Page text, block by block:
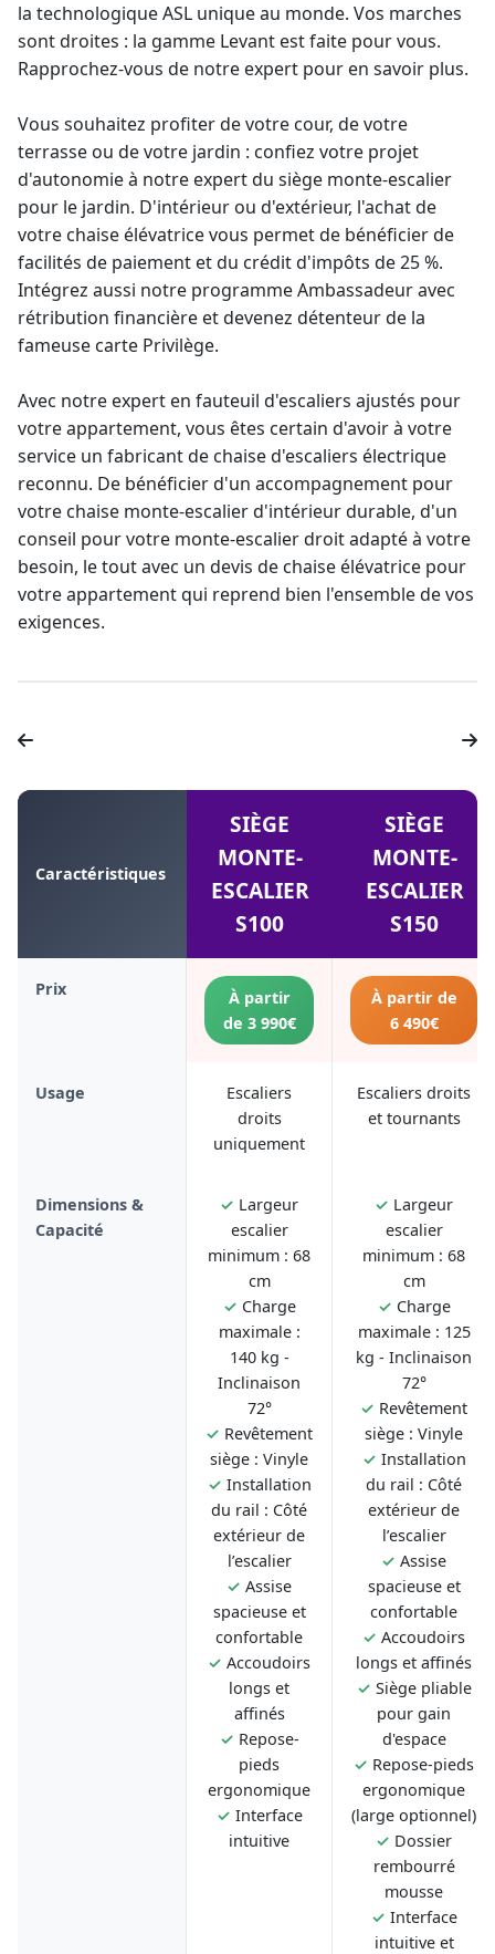
la technologique ASL unique au monde. Vos marches
sont droites : la gamme Levant est faite pour vous.
Rapprochez-vous de notre expert pour en savoir plus.
Vous souhaitez profiter de votre cour, de votre
terrasse ou de votre jardin : confiez votre projet
d'autonomie à notre expert du siège monte-escalier
pour le jardin. D'intérieur ou d'extérieur, l'achat de
votre chaise élévatricevous permet de bénéficier de
facilités de paiement et du crédit d'impôts de 25 %.
Intégrez aussi notre programme Ambassadeur avec
rétribution financière et devenez détenteur de la
fameuse carte Privilège.
Avec notre expert en fauteuil d'escaliers ajustés pour
votre appartement, vous êtes certain d'avoir à votre
service un fabricant de chaise d'escaliers électrique
reconnu. De bénéficier d'un accompagnement pour
votre chaise monte-escalier d'intérieurdurable, d'un
conseil pour votre monte-escalier droitadapté à votre
besoin, le tout avec un devis de chaise élévatrice pour
votre appartementqui reprend bien l'ensemble de vos
exigences.
Caractéristiques
SIÈGE
MONTE-
ESCALIER
S100
SIÈGE
MONTE-
ESCALIER
S150
Prix
À partir
de 3 990€
À partir de
6 490€
Usage
Escaliers
droits
uniquement
Escaliers droits
et tournants
Dimensions &
Capacité
✓ Largeur
escalier
minimum : 68
cm
✓ Charge
maximale :
140 kg -
Inclinaison
72°
✓ Revêtement
siège : Vinyle
✓ Installation
du rail : Côté
extérieur de
l’escalier
✓ Assise
spacieuse et
confortable
✓ Accoudoirs
longs et
affinés
✓ Repose-
pieds
ergonomique
✓ Interface
intuitive
✓ Largeur
escalier
minimum : 68
cm
✓ Charge
maximale : 125
kg - Inclinaison
72°
✓ Revêtement
siège : Vinyle
✓ Installation
du rail : Côté
extérieur de
l’escalier
✓ Assise
spacieuse et
confortable
✓ Accoudoirs
longs et affinés
✓ Siège pliable
pour gain
d'espace
✓ Repose-pieds
ergonomique
(large optionnel)
✓ Dossier
rembourré
mousse
✓ Interface
intuitive et